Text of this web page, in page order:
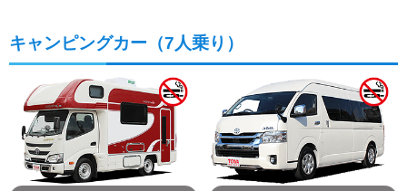
キャンピングカー（7人乗り）